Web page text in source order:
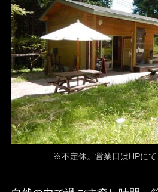
※不定休。営業日はHPにて